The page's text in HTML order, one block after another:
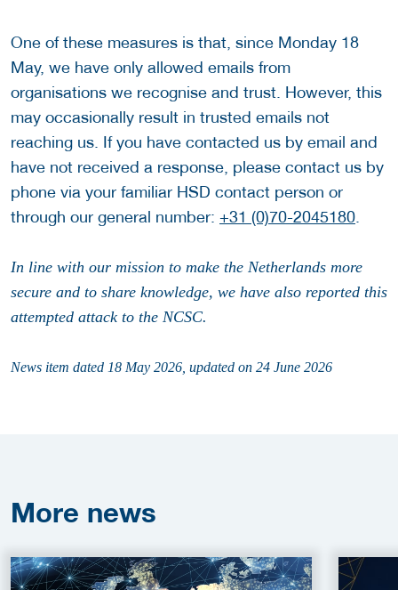
One of these measures is that, since Monday 18
May, we have only allowed emails from
organisations we recognise and trust. However, this
may occasionally result in trusted emails not
reaching us. If you have contacted us by email and
have not received a response, please contact us by
phone via your familiar HSD contact person or
through our general number: +31 (0)70-2045180
In line with our mission to make the Netherlands more
secure and to share knowledge, we have also reported this
attempted attack to the NCSC.
News item dated 18 May 2026, updated on 24 June 2026
More news